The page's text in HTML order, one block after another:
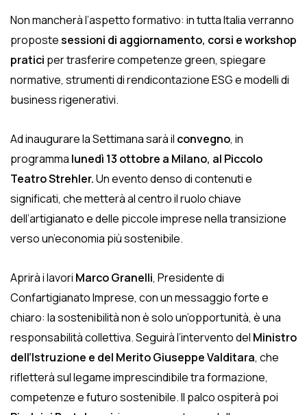
Non mancherà l’aspetto formativo: in tutta Italia verranno
propostesessioni di aggiornamento, corsi e workshop
pratici per trasferire competenze green, spiegare
normative, strumenti di rendicontazione ESG e modelli di
business rigenerativi.
Ad inaugurare la Settimana sarà il convegno, in
programma lunedì 13 ottobre a Milano, al Piccolo
Teatro Strehler.Un evento denso di contenuti e
significati, che metterà al centro il ruolo chiave
dell’artigianato e delle piccole imprese nella transizione
verso un’economia più sostenibile.
Aprirà i lavori Marco Granelli, Presidente di
Confartigianato Imprese, con un messaggio forte e
chiaro: la sostenibilità non è solo un’opportunità, è una
responsabilità collettiva. Seguirà l’intervento del Ministro
dell’Istruzione e del Merito Giuseppe Valditara, che
rifletterà sul legame imprescindibile tra formazione,
competenze e futuro sostenibile. Il palco ospiterà poi